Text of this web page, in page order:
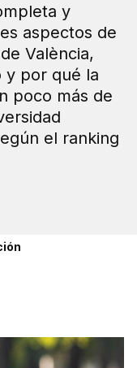
y
aspectos de
València,
y por qué la
poco más de
el ranking